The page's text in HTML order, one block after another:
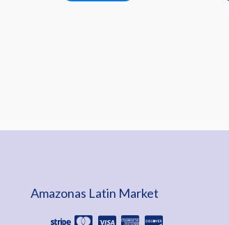
Amazonas Latin Market